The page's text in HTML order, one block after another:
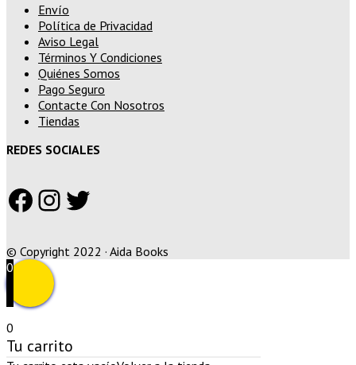
Envío
Política de Privacidad
Aviso Legal
Términos Y Condiciones
Quiénes Somos
Pago Seguro
Contacte Con Nosotros
Tiendas
REDES SOCIALES
Facebook
Instagram
Twitter
© Copyright 2022 · Aida Books
0
0
Tu carrito